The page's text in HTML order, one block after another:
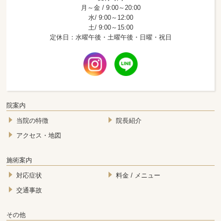
月～金 / 9:00～20:00
水/ 9:00～12:00
土/ 9:00～15:00
定休日：水曜午後・土曜午後・日曜・祝日
院案内
当院の特徴
院長紹介
アクセス・地図
施術案内
対応症状
料金 / メニュー
交通事故
その他